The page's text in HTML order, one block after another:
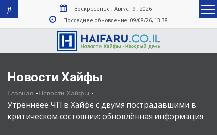
Воскресенье , Август 9 , 2026
Последнее обновление: 09/08/26, 13:38
Новости Хайфы
Главная -Новости Хайфы -
Утреннеее ЧП в Хайфе с двумя пострадавшими в
критическом состоянии: обновлённая информация